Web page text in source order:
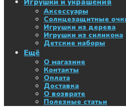
Игрушки и украшения
Аксессуары
Солнцезащитные
Игрушки из дерева
Игрушки из силикона
Детские наборы
Ещё
О магазине
Контакты
Оплата
Доставка
О возврате
Полезные статьи